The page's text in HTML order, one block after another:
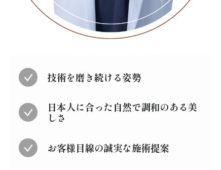
技術を磨き続ける姿勢
日本人に合った自然で調和のある美
しさ
お客様目線の誠実な施術提案